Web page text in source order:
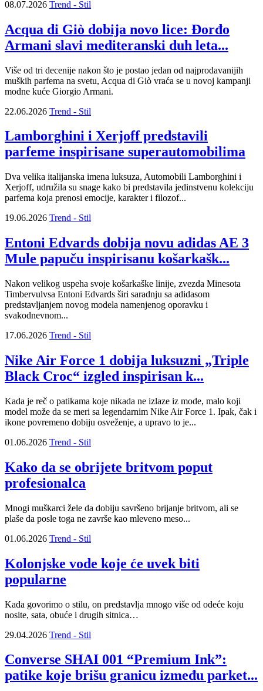
08.07.2026 Trend - Stil
Acqua di Giò dobija novo lice: Đorđo
Armani slavi mediteranski duh leta...
Više od tri decenije nakon što je postao jedan od najprodavanijih
muških parfema na svetu, Acqua di Giò vraća se u novoj kampanji
modne kuće Giorgio Armani.
22.06.2026 Trend - Stil
Lamborghini i Xerjoff predstavili
parfeme inspirisane superautomobilima
Dva velika italijanska imena luksuza, Automobili Lamborghini i
Xerjoff, udružila su snage kako bi predstavila jedinstvenu kolekciju
parfema koja prenosi emocije, karakter i filozof...
19.06.2026 Trend - Stil
Entoni Edvards dobija novu adidas AE 3
Mule papuču inspirisanu košarkašk...
Nakon velikog uspeha svoje košarkaške linije, zvezda Minesota
Timbervulvsa Entoni Edvards širi saradnju sa adidasom
predstavljanjem novog modela namenjenog oporavku i
svakodnevnom...
17.06.2026 Trend - Stil
Nike Air Force 1 dobija luksuzni „Triple
Black Croc“ izgled inspirisan k...
Kada je reč o patikama koje nikada ne izlaze iz mode, malo koji
model može da se meri sa legendarnim Nike Air Force 1. Ipak, čak i
ikone povremeno dobiju osveženje, a upravo to je...
01.06.2026 Trend - Stil
Kako da se obrijete britvom poput
profesionalca
Mnogi muškarci žele da dobiju savršeno brijanje britvom, ali se
plaše da posle toga ne završe kao mleveno meso...
01.06.2026 Trend - Stil
Kolonjske vode koje će uvek biti
popularne
Kada govorimo o stilu, on predstavlja mnogo više od odeće koju
nosite, sata, obuće i drugih sitnica…
29.04.2026 Trend - Stil
Converse SHAI 001 “Premium Ink”:
patike koje brišu granicu između parket...